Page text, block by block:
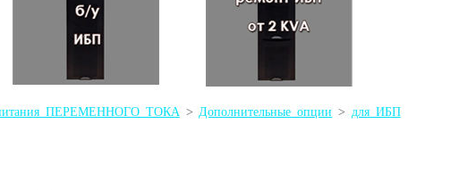
питания ПЕРЕМЕННОГО ТОКА>Дополнительные опции > для ИБП